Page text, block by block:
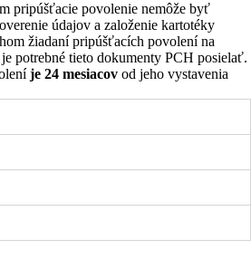
pripúšťacie povolenie nemôže byť
údajov a založenie kartotéky
žiadaní pripúšťacích povolení na
potrebné tieto dokumenty PCH posielať.
je 24 mesiacov od jeho vystavenia